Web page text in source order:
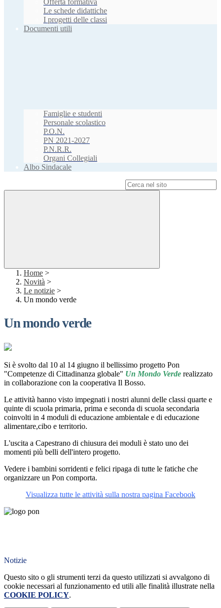
Offerta formativa
Le schede didattiche
I progetti delle classi
Documenti utili
Famiglie e studenti
Personale scolastico
P.O.N.
PN 2021-2027
P.N.R.R.
Organi Collegiali
Albo Sindacale
Home >
Novità >
Le notizie >
Un mondo verde
Un mondo verde
Si è svolto dal 10 al 14 giugno il bellissimo progetto Pon
"Competenze di Cittadinanza globale" Un Mondo Verde realizzato
in collaborazione con la cooperativa Il Bosso.
Le attività hanno visto impegnati i nostri alunni delle classi quarte e
quinte di scuola primaria, prima e seconda di scuola secondaria
coinvolti in 4 moduli di educazione ambientale e di educazione
alimentare,cibo e territorio.
L'uscita a Capestrano di chiusura dei moduli è stato uno dei
momenti più belli dell'intero progetto.
Vedere i bambini sorridenti e felici ripaga di tutte le fatiche che
organizzare un Pon comporta.
Visualizza tutte le attività sulla nostra pagina Facebook
Notizie
Questo sito o gli strumenti terzi da questo utilizzati si avvalgono di
cookie necessari al funzionamento ed utili alle finalità illustrate nella
COOKIE POLICY.